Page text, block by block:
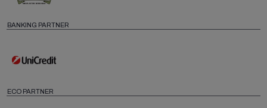
BANKING PARTNER
ECO PARTNER